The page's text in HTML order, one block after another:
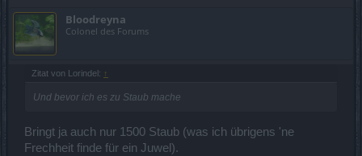
Bloodreyna
Colonel des Forums
Zitat von Lorindel: ↑
Und bevor ich es zu Staub mache
Bringt ja auch nur 1500 Staub (was ich übrigens 'ne
Frechheit finde für ein Juwel).